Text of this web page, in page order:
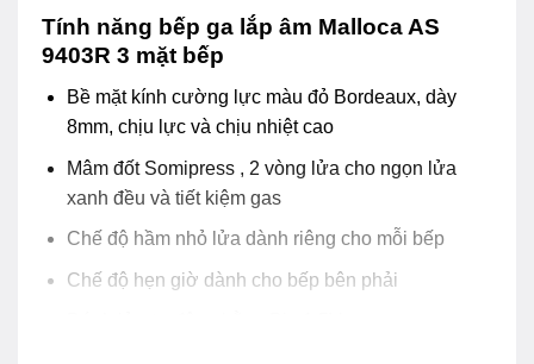
Tính năng bếp ga lắp âm Malloca AS
9403R 3 mặt bếp
Bề mặt kính cường lực màu đỏ Bordeaux, dày
8mm, chịu lực và chịu nhiệt cao
Mâm đốt Somipress , 2 vòng lửa cho ngọn lửa
xanh đều và tiết kiệm gas
Chế độ hầm nhỏ lửa dành riêng cho mỗi bếp
Chế độ hẹn giờ dành cho bếp bên phải